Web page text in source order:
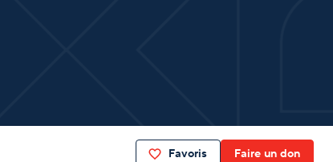
Favoris Faire un don